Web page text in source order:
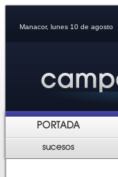
Manacor, lunes 10 de agosto